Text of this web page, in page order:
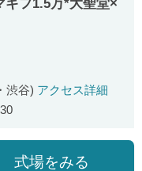
フ1.5万*大聖堂×
渋谷) アクセス詳細
式場をみる